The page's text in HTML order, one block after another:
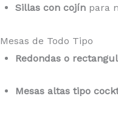
Sillas con cojín para
Mesas de Todo Tipo
Redondas o
Mesas altas tipo